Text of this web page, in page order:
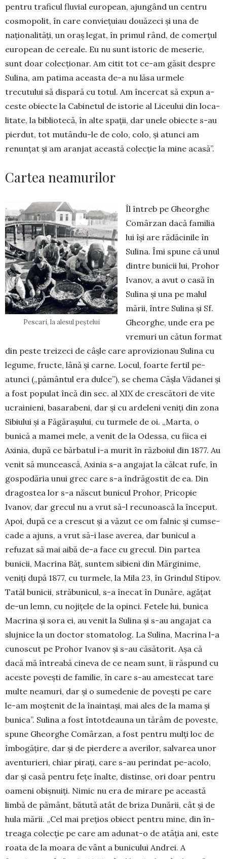
pentru traficul fluvial european, ajungând un centru
cosmopolit, în care con­vie­țuiau douăzeci și una de
naționalități, un oraș legat, în primul rând, de comerțul
european de cereale. Eu nu sunt is­to­ric de meserie,
sunt doar colecționar. Am citit tot ce-am găsit despre
Sulina, am patima a­ceasta de-a nu lăsa urmele
trecutului să dispară cu totul. Am încercat să expun a­
ceste obiecte la Ca­bi­netul de istorie al Liceului din loca­
lita­te, la bibliotecă, în alte spații, dar unele obiecte s-au
pierdut, tot mutându-le de co­lo, colo, și atunci am
renunțat și am aran­jat această co­lecție la mine acasă”.
Cartea neamurilor
Pescari, la alesul peștelui
Îl întreb pe Gheorghe
Comârzan dacă familia
lui își are rădăcinile în
Su­lina. Îmi spune că unul
dintre bunicii lui, Prohor
Ivanov, a avut o casă în
Su­lina și una pe malul
mării, între Sulina și Sf.
Gheorghe, unde era pe
vremuri un cătun format
din peste treizeci de câșle care aprovizionau Sulina cu
legume, fructe, lână și carne. Locul, foarte fertil pe-
atunci („pământul era dulce”), se chema Câșla Vădanei și
a fost populat încă din sec. al XIX de crescători de vite
ucrainieni, basarabeni, dar și cu ardeleni veniți din zona
Sibiului și a Făgărașului, cu turmele de oi. „Marta, o
bunică a mamei mele, a venit de la Ode­ssa, cu fiica ei
Axinia, după ce bărbatul i-a murit în războiul din 1877. Au
venit să muncească, Axi­nia s-a angajat la călcat rufe, în
gospodăria unui grec care s-a îndrăgostit de ea. Din
dragostea lor s-a născut bunicul Prohor, Pricopie
Ivanov, dar gre­cul nu a vrut să-l recunoască la început.
Apoi, du­pă ce a crescut și a văzut ce om falnic și cumse­
cade a ajuns, a vrut să-i lase averea, dar bunicul a
refuzat să mai aibă de-a face cu grecul. Din partea
bunicii, Macrina Băț, suntem sibieni din Mărginime,
veniți după 1877, cu turmele, la Mila 23, în Grindul Stipov.
Tatăl bunicii, străbunicul, s-a înecat în Dunăre, agățat
de-un lemn, cu nojițele de la opinci. Fetele lui, bunica
Macrina și sora ei, au venit la Sulina și s-au angajat ca
slujnice la un doc­tor stomatolog. La Sulina, Macrina l-a
cunos­cut pe Prohor Ivanov și s-au căsătorit. Așa că
dacă mă întreabă cineva de ce neam sunt, îi răspund cu
aceste povești de familie, în care s-au amestecat tare
multe neamuri, dar și o sumedenie de povești pe care
le-am moștenit de la înaintași, mai ales de la mama și
bunica”. Sulina a fost întotdeauna un tă­râm de poveste,
spune Gheorghe Comârzan, a fost pentru mulți loc de
îmbogățire, dar și de pier­dere a averilor, salvarea unor
aventurieri, chiar pi­rați, care s-au perindat pe-acolo,
dar și casă pentru fețe înalte, distinse, ori doar pentru
oameni obiș­nu­iți. Nimic nu era de mirare pe această
limbă de pământ, bătută atât de briza Dunării, cât și de
hula mării. „Cel mai prețios obiect pentru mine, din în­
treaga colecție pe care am adunat-o de atâția ani, este
roata de la moara de vânt a bunicului Andrei. A